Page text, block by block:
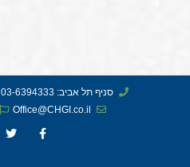
סניף תל אביב: 03-6394333
Office@CHGI.co.il